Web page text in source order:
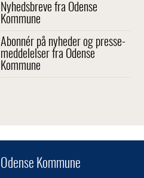
Nyhedsbreve fra Odense
Kommune
Abonnér på nyheder og presse-
meddelelser fra Odense
Kommune
Odense Kommune